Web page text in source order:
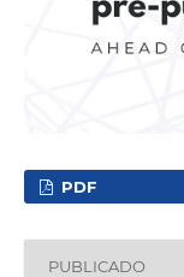
PDF
PUBLICADO